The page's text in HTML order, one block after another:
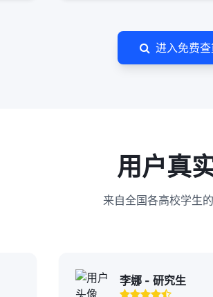
进入免费查
用户真
来自全国各高校学生
李娜 - 研究生